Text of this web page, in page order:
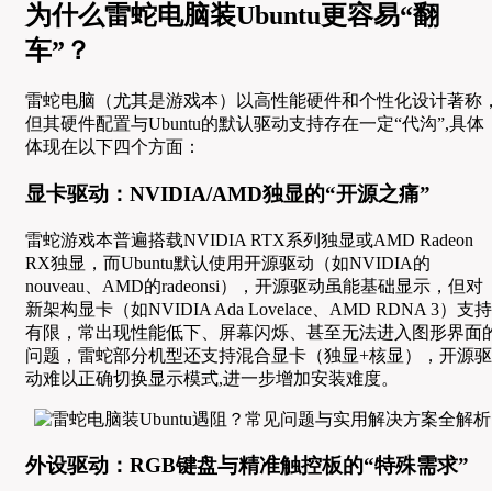
为什么雷蛇电脑装Ubuntu更容易“翻
车”？
雷蛇电脑（尤其是游戏本）以高性能硬件和个性化设计著称
但其硬件配置与Ubuntu的默认驱动支持存在一定“代沟”,具体
体现在以下四个方面：
显卡驱动：NVIDIA/AMD独显的“开源之痛”
雷蛇游戏本普遍搭载NVIDIA RTX系列独显或AMD Radeon
RX独显，而Ubuntu默认使用开源驱动（如NVIDIA的
nouveau、AMD的radeonsi），开源驱动虽能基础显示，但对
新架构显卡（如NVIDIA Ada Lovelace、AMD RDNA 3）支持
有限，常出现性能低下、屏幕闪烁、甚至无法进入图形界面
问题，雷蛇部分机型还支持混合显卡（独显+核显），开源驱
动难以正确切换显示模式,进一步增加安装难度。
外设驱动：RGB键盘与精准触控板的“特殊需求”